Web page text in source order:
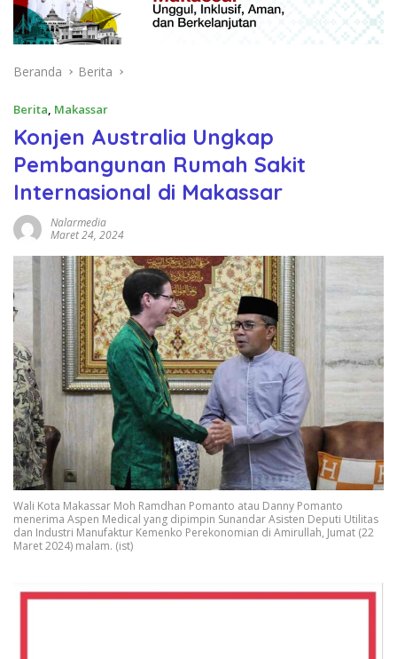
Beranda Berita
Berita, Makassar
Konjen Australia Ungkap
Pembangunan Rumah Sakit
Internasional di Makassar
Nalarmedia
Maret 24, 2024
Wali Kota Makassar Moh Ramdhan Pomanto atau Danny Pomanto
menerima Aspen Medical yang dipimpin Sunandar Asisten Deputi Utilitas
dan Industri Manufaktur Kemenko Perekonomian di Amirullah, Jumat (22
Maret 2024) malam. (ist)